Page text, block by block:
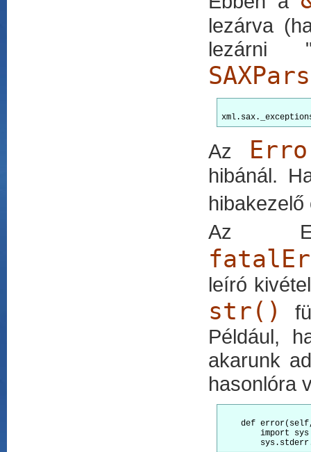
lezárva
lezárni
Az
hibánál.
Az
leíró
str()
Például,
akarunk
hasonlóra
def
        import sys